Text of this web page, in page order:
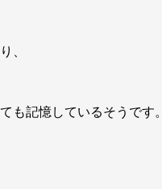
、
も記憶しているそうです。